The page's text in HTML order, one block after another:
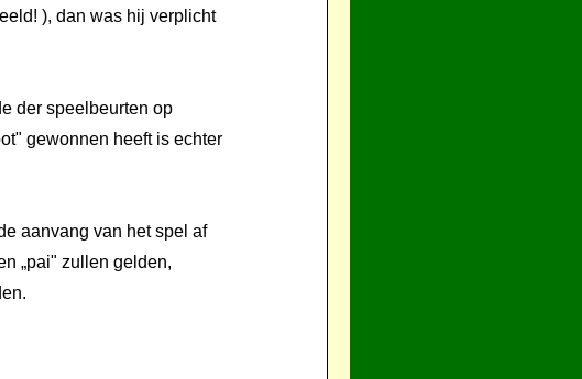
), dan was hij verplicht
der speelbeurten op
gewonnen heeft is echter
aanvang van het spel af
„pai" zullen gelden,